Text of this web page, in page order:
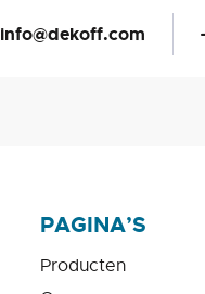
info@dekoff.com
PAGINA’S
Producten